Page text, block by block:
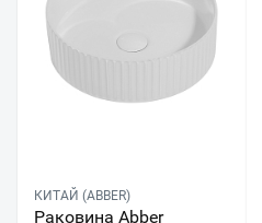
КИТАЙ (ABBER)
Раковина Abber